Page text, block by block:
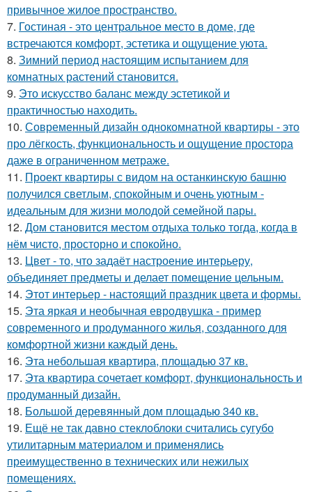
привычное жилое пространство.
7. Гостиная - это центральное место в доме, где
встречаются комфорт, эстетика и ощущение уюта.
8. Зимний период настоящим испытанием для
комнатных растений становится.
9. Это искусство баланс между эстетикой и
практичностью находить.
10. Современный дизайн однокомнатной квартиры - это
про лёгкость, функциональность и ощущение простора
даже в ограниченном метраже.
11. Проект квартиры с видом на останкинскую башню
получился светлым, спокойным и очень уютным -
идеальным для жизни молодой семейной пары.
12. Дом становится местом отдыха только тогда, когда в
нём чисто, просторно и спокойно.
13. Цвет - то, что задаёт настроение интерьеру,
объединяет предметы и делает помещение цельным.
14. Этот интерьер - настоящий праздник цвета и формы.
15. Эта яркая и необычная евродвушка - пример
современного и продуманного жилья, созданного для
комфортной жизни каждый день.
16. Эта небольшая квартира, площадью 37 кв.
17. Эта квартира сочетает комфорт, функциональность и
продуманный дизайн.
18. Большой деревянный дом площадью 340 кв.
19. Ещё не так давно стеклоблоки считались сугубо
утилитарным материалом и применялись
преимущественно в технических или нежилых
помещениях.